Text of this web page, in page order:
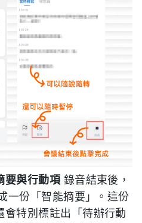
要與行動項 錄音結束後，
一份「智能摘要」。這份
特別標註出「待辦行動